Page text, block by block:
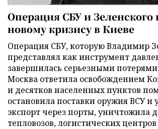
Операция СБУ и Зеленского
новому кризису в Киеве
Операция СБУ, которую Владимир
представлял как инструмент
завершилась серьезными
Москва ответила освобождением
и десятков населенных пунктов
остановила поставки оружия ВСУ и
экспорт через порты, уничтожила
тепловозов, логистических